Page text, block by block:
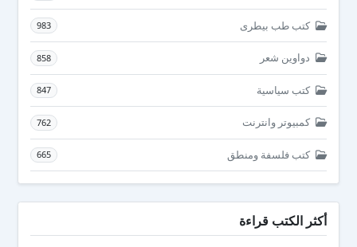
كتب طب بيطرى 983
دواوين شعر 858
كتب سياسية 847
كمبيوتر وانترنت 762
كتب فلسفة ومنطق 665
أكثر الكتب قراءة